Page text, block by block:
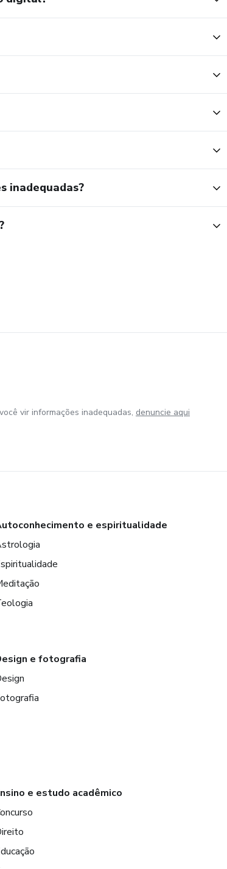
inadequadas?
vir informações inadequadas, denuncie aqui
e espiritualidade
e fotografia
e estudo acadêmico